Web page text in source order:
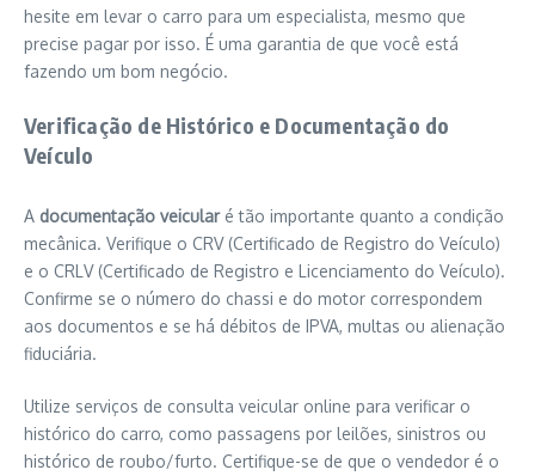
hesite em levar o carro para um especialista, mesmo que
precise pagar por isso. É uma garantia de que você está
fazendo um bom negócio.
Verificação de Histórico e Documentação do
Veículo
A documentação veicularé tão importante quanto a condição
mecânica. Verifique o CRV (Certificado de Registro do Veículo)
e o CRLV (Certificado de Registro e Licenciamento do Veículo).
Confirme se o número do chassi e do motor correspondem
aos documentos e se há débitos de IPVA, multas ou alienação
fiduciária.
Utilize serviços de consulta veicular online para verificar o
histórico do carro, como passagens por leilões, sinistros ou
histórico de roubo/furto. Certifique-se de que o vendedor é o